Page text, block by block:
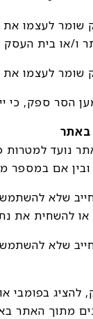
שומר לעצמו
ו/או בית העסק
באתר
באתר נועד
אם במספר
שלא
או להשחית את
שלא
להציג
מתוך האתר